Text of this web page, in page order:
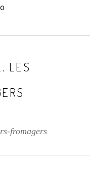
LES
fromagers